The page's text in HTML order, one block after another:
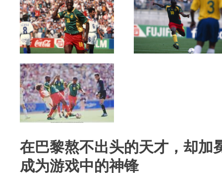
在巴黎熬不出头的天才，却加
成为游戏中的神锋